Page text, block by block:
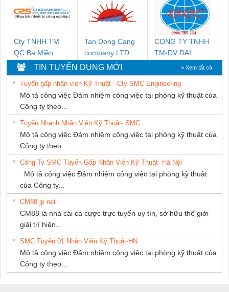
NAM
Cty TNHH TM
QC Ba Miền
Tan Dong Cang
company LTD
CONG TY TNHH
TM-DV DAI
DONG THANH
TIN TUYỂN DỤNG MỚI » Xem tất cả
Tuyển gấp nhân viên Kỹ Thuật - Cty SMC Engineering
Mô tả công việc Đảm nhiệm công việc tại phòng kỹ thuật của
Công ty theo...
Tuyển Nhanh Nhân Viên Kỹ Thuật- SMC
Mô tả công việc Đảm nhiệm công việc tại phòng kỹ thuật của
Công ty theo...
Công Ty SMC Tuyển Gấp Nhân Viên Kỹ Thuật- Hà Nội
Mô tả công việc Đảm nhiệm công việc tại phòng kỹ thuật
của Công ty...
CM88 jp net
CM88 là nhà cái cá cược trực tuyến uy tín, sở hữu thế giới
giải trí hiện...
SMC Tuyển 01 Nhân Viên Kỹ Thuật-HN
Mô tả công việc Đảm nhiệm công việc tại phòng kỹ thuật của
Công ty theo...